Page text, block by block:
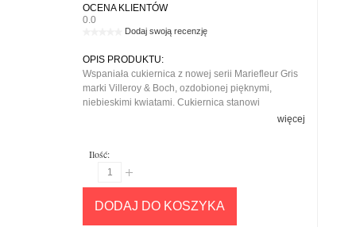
OCENA KLIENTÓW
0.0
Dodaj swoją recenzję
OPIS PRODUKTU:
Wspaniała cukiernica z nowej serii Mariefleur Gris
marki Villeroy & Boch, ozdobionej pięknymi,
niebieskimi kwiatami. Cukiernica stanowi
Waszych gości, a także idealnie sprawdzi się w roli
prezentu. Polecamy również inne elementy z tej
uroczej kolekcji. Cukierniczkę można bez obaw
myć w zmywarkach oraz używać w kuchenkach
więcej
Ilość:
DODAJ DO KOSZYKA